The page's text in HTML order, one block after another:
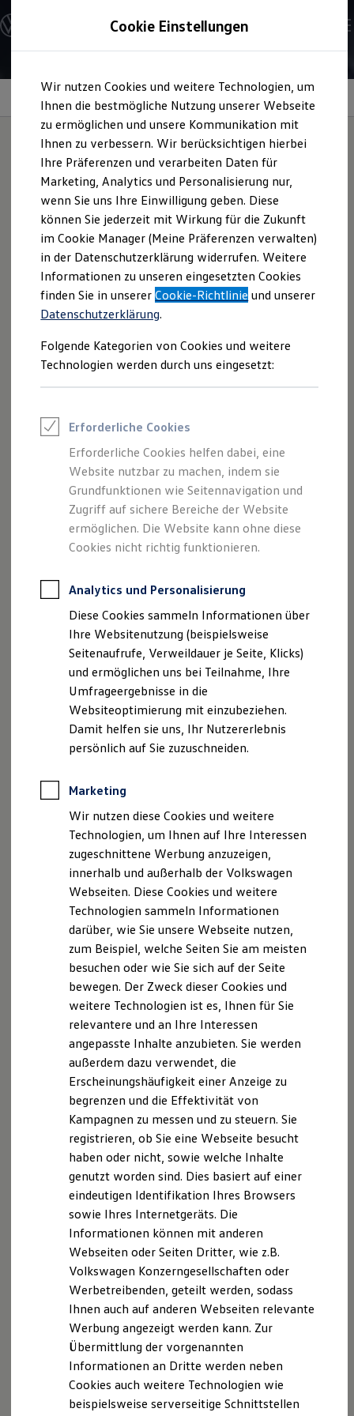
Hauptinhalt
springen
Footer
springen
Modelle und Konfigurator
Konfigurator
Modelle vergleichen
Elektroautos
ENERGY Sondermodelle
Nutzfahrzeuge
SUV und CUV
Familienautos
Kombis
Kompaktwagen
Sportwagen
Schnell verfügbare Fahrzeuge
Angebote und Produkte
Aktuelle Angebote
E-Auto-Förderung
Volkswagen Marktplatz
Die ENERGY Sondermodelle
Junge Gebrauchtwagen und Gebrauchtwagen
Volkswagen Zertifizierte Gebrauchtwagen
Elektromobilität bei Gebrauchtwagen
Saisonangebote
Reifenpakete
Leasing
Leasing-Angebote
Elektroauto Leasing
Kleinwagen-Leasing
Leasing ohne Anzahlung
Finanzierung
Autokredit mit Schlussrate
Versicherungen und Garantien
Kfz-Versicherung
Restschuldversicherungen
Garantien
Professional Class bei Volkswagen
Behörden
Direktkunden
Sonderfahrzeuge
Anpfiff zum Gewinn
Elektromobilität
Elektroautos
ID. Tutorials
Elektrofahrzeugkonzepte
ID. EVERY1
Reichweite
Rekuperation
Laden unterwegs
Laden Zuhause
Ladestationen finden
Ladezeitensimulator
Batterie
Sicherheit
Nachhaltigkeit
Technologie
Kosten und Kauf
Verbrauchskosten
Kaufoptionen
E-Auto-Förderung
Software und Konnektivität
Die ID. Software 6
ID. Software Versionen und Updates
Digitale Extras
Schnittstellen zu Ihrem ID.
Marke und Erlebnis
Volkswagen R und R Experience
R-Modelle
R Experience
Driving Experience
Volkswagen entdecken
Werkbesichtigung
Lifestyle Shop
T-Roc Kollektion
Golf Kollektion
Volkswagen Kollektion
R-Kollektion
GTI Kollektion
Fußball Drop
we drive football
#wedriveproud
Besitzer und Service
myVolkswagen
Software Updates
Service und Ersatzteile
Inspektion und HU/AU
Information
Inspektionund Service
Servicetermine unterscheiden sich in Ereignisse mit und
ohne Ölwechsel.
Inspektion
Bei einer Inspektion Ihres Verbrenner-, Hybrid- oder
Elektrofahrzeugs führt Ihr VolkswagenPartner gemäß
Prüfplan Instandhaltungsarbeiten durch und kann dazu
ist – damit Sie Ihr Ziel erreichen können. Um die Prüfung
gründlich durchführen zu können, befindet sich Ihr Fahrzeug
währenddessen auf einer Hebebühne. Es werden bis zu 42
Prüfpunkte an Ihrem Auto kontrolliert – und
scheckheftgepflegt können Sie dazu beitragen, den Wert
Volkswagenzu erhalten. Informationen zum nächsten
finden Sie u. a. in Ihrer Service-Intervall-Anzeige
oder in Ihrem Multimediasystem. Sollten Sie sich über Ihren
Termin unsicher sein, wenden Sie sich bitte vorab an Ihren
gebuchten Inspektion je nach Fahrzeugalter und
Laufleistung zu Zusatzkosten kommen kann, die natürlich
mit Ihnen abstimmt werden.
Mobilitätsgarantie – profitieren Sie weiterhin
von den Mobilitätsgarantien, egal ob Neu- oder
Gebrauchtwagen, ob Verbrenner-, Hybrid- oder
Elektrofahrzeug
Gut unterwegs auf der Straße – regelmäßige
Inspektionen sind förderlich für die Betriebs- und
Verkehrssicherheit
Beugt Defekten vor – Inspektion und Wartungen
können auf längere Sicht zum Werterhalt Ihres
Fahrzeugs beitragen
Inspektion mit Ölwechsel
Ergänzend zur Inspektion wird bei diesem Service
Ölwechsel bei Ihrem Verbrenner-, Plug-in-Hybrid- oder
Cookie Einstellungen
Wir nutzen Cookies und weitere Technologien, um
Ihnen die bestmögliche Nutzung unserer Webseite
zu ermöglichen und unsere Kommunikation mit
Ihnen zu verbessern. Wir berücksichtigen hierbei
Ihre Präferenzen und verarbeiten Daten für
Marketing, Analytics und Personalisierung nur,
wenn Sie uns Ihre Einwilligung geben. Diese
können Sie jederzeit mit Wirkung für die Zukunft
im Cookie Manager (Meine Präferenzen verwalten)
in der Datenschutzerklärung widerrufen. Weitere
Informationen zu unseren eingesetzten Cookies
finden Sie in unsererCookie-Richtlinie und unserer
Datenschutzerklärung.
Folgende Kategorien von Cookies und weitere
Technologien werden durch uns eingesetzt:
Erforderliche Cookies
Erforderliche Cookies helfen dabei, eine
Website nutzbar zu machen, indem sie
Grundfunktionen wie Seitennavigation und
Zugriff auf sichere Bereiche der Website
ermöglichen. Die Website kann ohne diese
Cookies nicht richtig funktionieren.
Analytics und Personalisierung
Diese Cookies sammeln Informationen über
Ihre Websitenutzung (beispielsweise
Seitenaufrufe, Verweildauer je Seite, Klicks)
und ermöglichen uns bei Teilnahme, Ihre
Umfrageergebnisse in die
Websiteoptimierung mit einzubeziehen.
Damit helfen sie uns, Ihr Nutzererlebnis
persönlich auf Sie zuzuschneiden.
Marketing
Wir nutzen diese Cookies und weitere
Technologien, um Ihnen auf Ihre Interessen
zugeschnittene Werbung anzuzeigen,
innerhalb und außerhalb der Volkswagen
Webseiten. Diese Cookies und weitere
Technologien sammeln Informationen
darüber, wie Sie unsere Webseite nutzen,
zum Beispiel, welche Seiten Sie am meisten
besuchen oder wie Sie sich auf der Seite
bewegen. Der Zweck dieser Cookies und
weitere Technologien ist es, Ihnen für Sie
relevantere und an Ihre Interessen
angepasste Inhalte anzubieten. Sie werden
außerdem dazu verwendet, die
Erscheinungshäufigkeit einer Anzeige zu
begrenzen und die Effektivität von
Kampagnen zu messen und zu steuern. Sie
registrieren, ob Sie eine Webseite besucht
haben oder nicht, sowie welche Inhalte
genutzt worden sind. Dies basiert auf einer
eindeutigen Identifikation Ihres Browsers
sowie Ihres Internetgeräts. Die
Informationen können mit anderen
Webseiten oder Seiten Dritter, wie z.B.
Volkswagen Konzerngesellschaften oder
Werbetreibenden, geteilt werden, sodass
Ihnen auch auf anderen Webseiten relevante
Werbung angezeigt werden kann. Zur
Übermittlung der vorgenannten
Informationen an Dritte werden neben
Cookies auch weitere Technologien wie
beispielsweise serverseitige Schnittstellen